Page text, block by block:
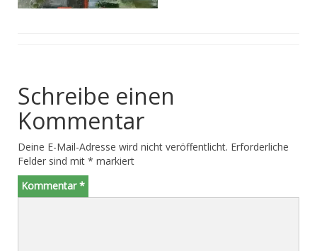
Schreibe einen
Kommentar
Deine E-Mail-Adresse wird nicht veröffentlicht. Erforderliche
Felder sind mit * markiert
Kommentar*